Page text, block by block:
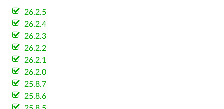
26.2.5
26.2.4
26.2.3
26.2.2
26.2.1
26.2.0
25.8.7
25.8.6